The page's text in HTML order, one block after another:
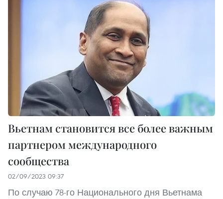
Вьетнам становится все более важным
партнером международного
сообщества
02/09/2023 09:37
По случаю 78-го Национального дня Вьетнама